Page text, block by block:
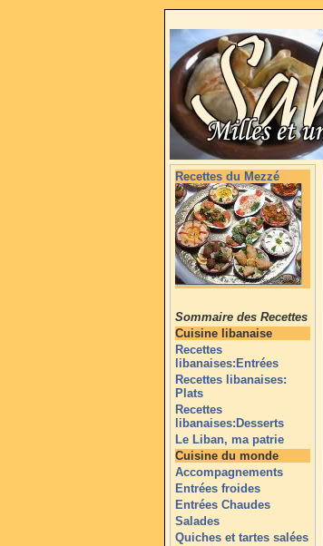
Recettes du Mezzé
Sommaire des Recettes
Cuisine libanaise
Recettes
libanaises:Entrées
Recettes libanaises:
Plats
Recettes
libanaises:Desserts
Le Liban, ma patrie
Cuisine du monde
Accompagnements
Entrées froides
Entrées Chaudes
Salades
Quiches et tartes salées